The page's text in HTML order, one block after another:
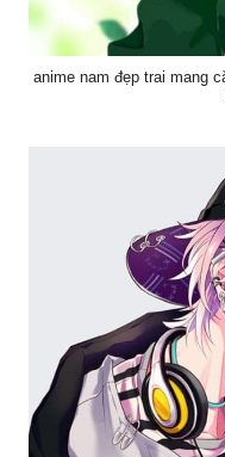
anime nam đẹp trai mang